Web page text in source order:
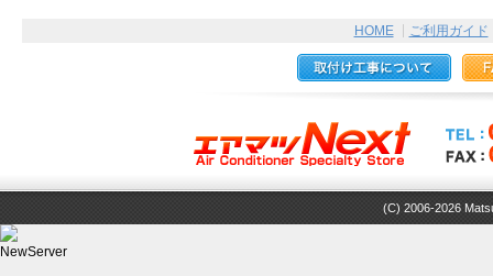
HOME ご利用ガイド
(C) 2006-2026
NewServer